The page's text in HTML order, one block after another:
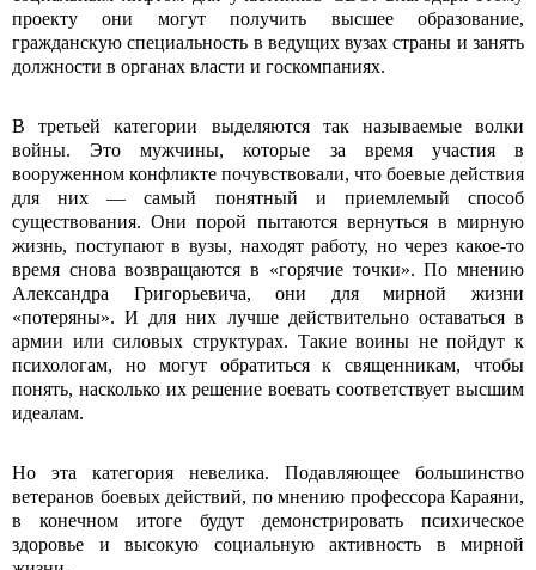
проекту они могут получить высшее образование,
гражданскую специальность в ведущих вузах страны и занять
должности в органах власти и госкомпаниях.
В третьей категории выделяются так называемые волки
войны. Это мужчины, которые за время участия в
вооруженном конфликте почувствовали, что боевые действия
для них — самый понятный и приемлемый способ
существования. Они порой пытаются вернуться в мирную
жизнь, поступают в вузы, находят работу, но через какое-то
время снова возвращаются в «горячие точки». По мнению
Александра Григорьевича, они для мирной жизни
«потеряны». И для них лучше действительно оставаться в
армии или силовых структурах. Такие воины не пойдут к
психологам, но могут обратиться к священникам, чтобы
понять, насколько их решение воевать соответствует высшим
идеалам.
Но эта категория невелика. Подавляющее большинство
ветеранов боевых действий, по мнению профессора Караяни,
в конечном итоге будут демонстрировать психическое
здоровье и высокую социальную активность в мирной